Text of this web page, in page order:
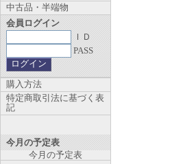
中古品・半端物
会員ログイン
ＩＤ
PASS
購入方法
特定商取引法に基づく表
記
今月の予定表
今月の予定表